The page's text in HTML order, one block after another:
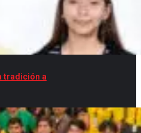
tradición a